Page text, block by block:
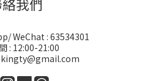
我們
WeChat : 63534301
: 12:00-21:00